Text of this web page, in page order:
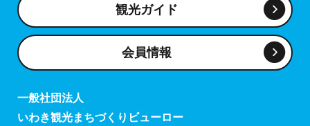
観光ガイド
会員情報
一般社団法人
いわき観光まちづくりビューロー